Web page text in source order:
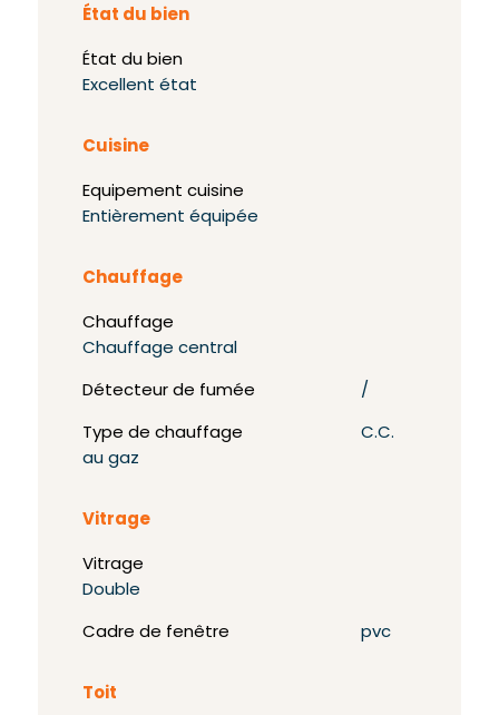
État du bien
État du bien
Excellent état
Cuisine
Equipement cuisine
Entièrement équipée
Chauffage
Chauffage
Chauffage central
Détecteur de fumée /
Type de chauffage
C.C.
au gaz
Vitrage
Vitrage
Double
Cadre de fenêtre pvc
Toit